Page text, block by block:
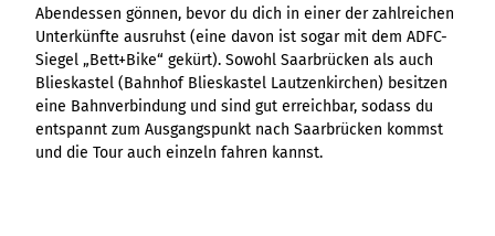
Variante 2
Variante 3
Variante 1
Variante 2
Variante 3
Variante 4
Variante 5
Variante 0
Variante 1
Variante 2
Abendessen gönnen, bevor du dich in einer der zahlreichen
Unterkünfte ausruhst (eine davon ist sogar mit dem ADFC-
Siegel „Bett+Bike“ gekürt). Sowohl Saarbrücken als auch
Blieskastel (Bahnhof Blieskastel Lautzenkirchen) besitzen
eine Bahnverbindung und sind gut erreichbar, sodass du
entspannt zum Ausgangspunkt nach Saarbrücken kommst
und die Tour auch einzeln fahren kannst.